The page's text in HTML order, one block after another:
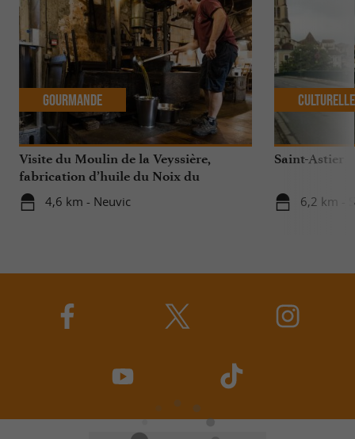
Visite du Moulin de la Veyssière,
fabrication d’huile du Noix du
Périgord !
4,6 km - Neuvic
Gourmande
Saint-Astier
6,2 km -
Culturelle